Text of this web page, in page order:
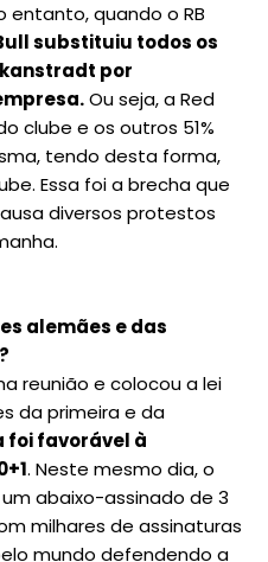
entanto, quando o RB
substituiu todos os
por
Ou seja, a Red
clube e os outros 51%
tendo desta forma,
Essa foi a brecha que
diversos protestos
alemães e das
reunião e colocou a lei
da primeira e da
foi favorável à
. Neste mesmo dia, o
abaixo-assinado de 3
milhares de assinaturas
mundo defendendo a